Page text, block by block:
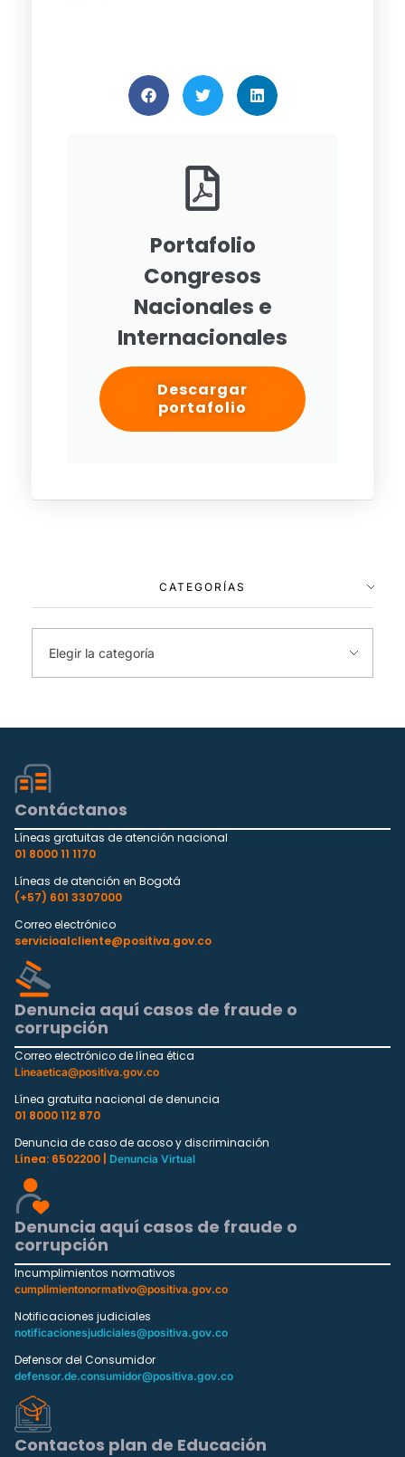
Portafolio
Congresos
Nacionales e
Internacionales
Descargar
portafolio
CATEGORÍAS
Contáctanos
Líneas gratuitas de atención nacional
01 8000 11 1170
Líneas de atención en Bogotá
(+57) 601 3307000
Correo electrónico
servicioalcliente@positiva.gov.co
Denuncia aquí casos de fraude o
corrupción
Correo electrónico de línea ética
Lineaetica@positiva.gov.co
Línea gratuita nacional de denuncia
01 8000 112 870
Denuncia de caso de acoso y discriminación
Línea: 6502200 |
Denuncia Virtual
Denuncia aquí casos de fraude o
corrupción
Incumplimientos normativos
cumplimientonormativo@positiva.gov.co
Notificaciones judiciales
notificacionesjudiciales@positiva.gov.co
Defensor del Consumidor
defensor.de.consumidor@positiva.gov.co
Contactos plan de Educación